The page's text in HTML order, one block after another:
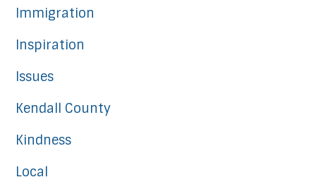
Immigration
Inspiration
Issues
Kendall County
Kindness
Local